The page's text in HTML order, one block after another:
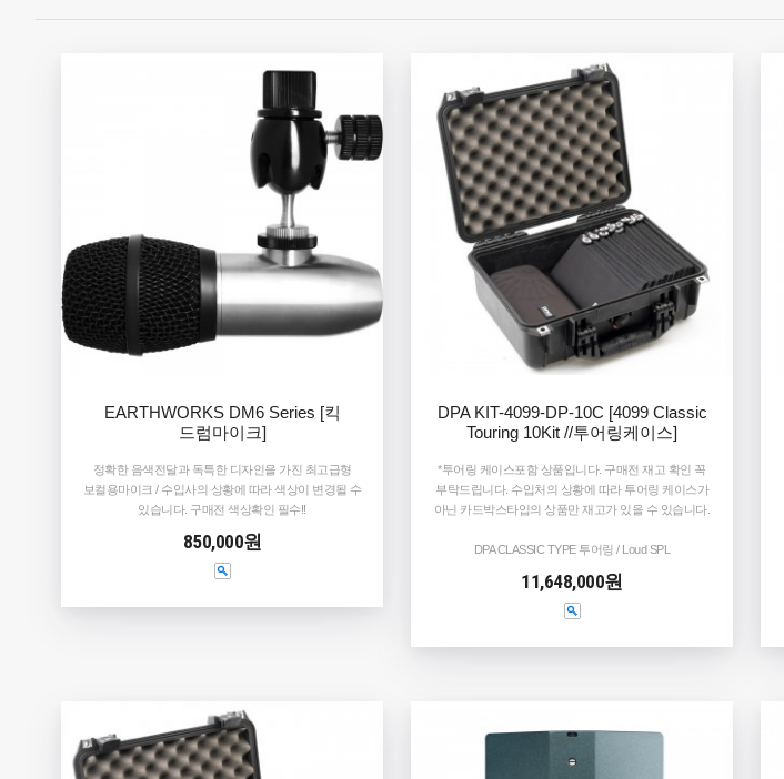
EARTHWORKS DM6 Series [킥
드럼마이크]
정확한 음색전달과 독특한 디자인을 가진 최고급형
보컬용마이크 / 수입사의 상황에 따라 색상이 변경될 수
있습니다. 구매전 색상확인 필수!!
850,000원
DPA KIT-4099-DP-10C [4099 Classic
Touring 10Kit //투어링케이스]
*투어링 케이스포함 상품입니다. 구매전 재고 확인 꼭
부탁드립니다. 수입처의 상황에 따라 투어링 케이스가
아닌 카드박스타입의 상품만 재고가 있을 수 있습니다.
DPA CLASSIC TYPE 투어링 / Loud SPL
11,648,000원